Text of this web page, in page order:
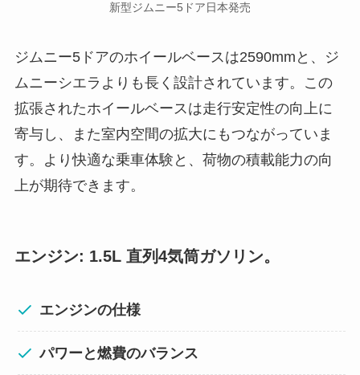
新型ジムニー5ドア日本発売
ジムニー5ドアのホイールベースは2590mmと、ジ
ムニーシエラよりも長く設計されています。この
拡張されたホイールベースは走行安定性の向上に
寄与し、また室内空間の拡大にもつながっていま
す。より快適な乗車体験と、荷物の積載能力の向
上が期待できます。
エンジン: 1.5L 直列4気筒ガソリン。
エンジンの仕様
パワーと燃費のバランス